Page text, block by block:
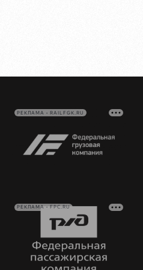
РЕКЛАМА • RAILFGK.RU
РЕКЛАМА • FPC.RU